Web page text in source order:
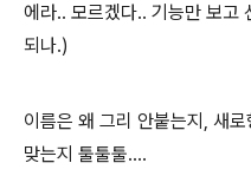
에라.. 모르겠다.. 기능만 보고
되나.)
이름은 왜 그리 안붙는지, 새
맞는지 툴툴툴....